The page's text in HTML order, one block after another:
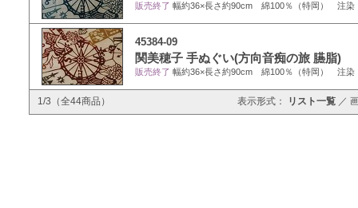
販売終了 幅約36×長さ約90cm 綿100％（特岡） 注染
45384-09
関美穂子 手ぬぐい(方向音痴の旅 臙脂)
販売終了 幅約36×長さ約90cm 綿100％（特岡） 注染
1/3（全44商品） 表示形式： リスト一覧 ／